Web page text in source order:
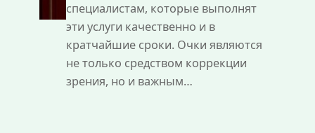
специалистам, которые выполнят
эти услуги качественно и в
кратчайшие сроки. Очки являются
не только средством коррекции
зрения, но и важным…